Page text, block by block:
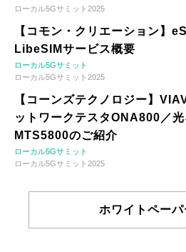
ローカル5Gサミット2025
【コモン・クリエーション】
LibeSIMサービス概要
ローカル5Gサミット
ローカル5Gサミット2025
【コーンズテクノロジー】
ットワークテスタONA800／
MTS5800のご紹介
ローカル5Gサミット
ローカル5Gサミット2025
ホワイトペーパ